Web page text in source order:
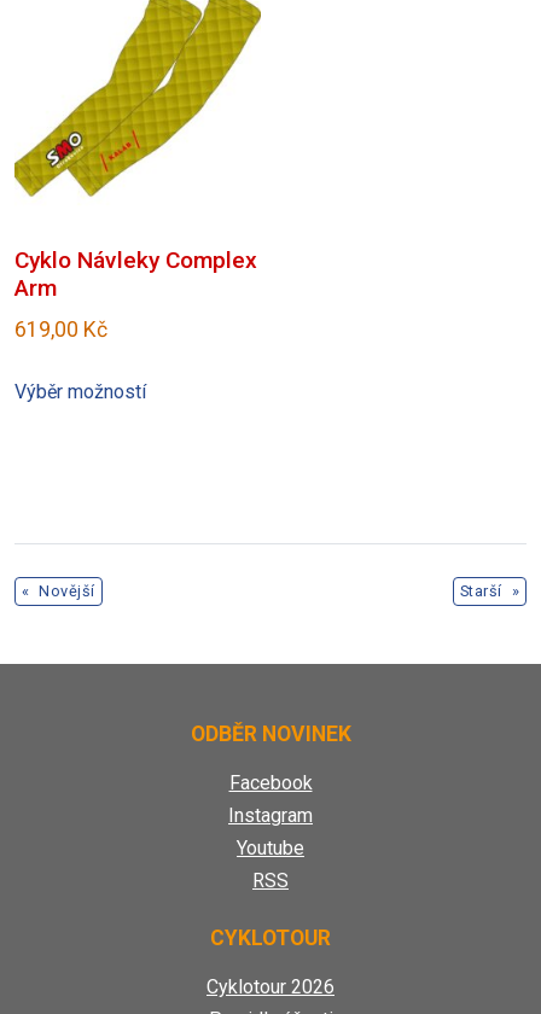
Možnosti
vybrat
na
stránce
Cyklo Návleky Complex
Arm
619,00 Kč
Výběr možností
produkt
stránce
« Novější Starší »
ODBĚR NOVINEK
Facebook
Instagram
Youtube
RSS
CYKLOTOUR
Cyklotour 2026